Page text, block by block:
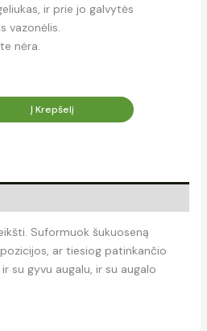
ir prie jo galvytės
vazonėlis.
nėra.
Į Krepšelį
Suformuok šukuoseną
ar tiesiog patinkančio
su gyvu augalu, ir su augalo